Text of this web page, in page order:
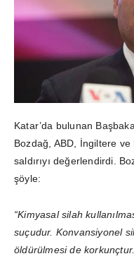
Katar’da bulunan
Bozdağ, ABD, İngiltere ve
saldırıyı değerlendirdi.
şöyle:
“Kimyasal silah
suçudur. Konvansiyonel
öldürülmesi de